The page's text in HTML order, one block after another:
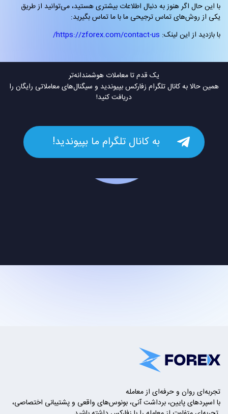
با این حال اگر هنوز به دنبال اطلاعات بیشتری هستید، می‌توانید از طریق
یکی از روش‌های تماس ترجیحی ما با ما تماس بگیرید:
با بازدید از این لینک: https://zforex.com/contact-us/
یک قدم تا معاملات هوشمندانه‌تر
همین حالا به کانال تلگرام زفارکس بپیوندید و سیگنال‌های معاملاتی رایگان را
دریافت کنید!
به کانال تلگرام ما بپیوندید!
تجربه‌ای روان و حرفه‌ای از معامله
با اسپردهای پایین، برداشت آنی، بونوس‌های واقعی و پشتیبانی اختصاصی،